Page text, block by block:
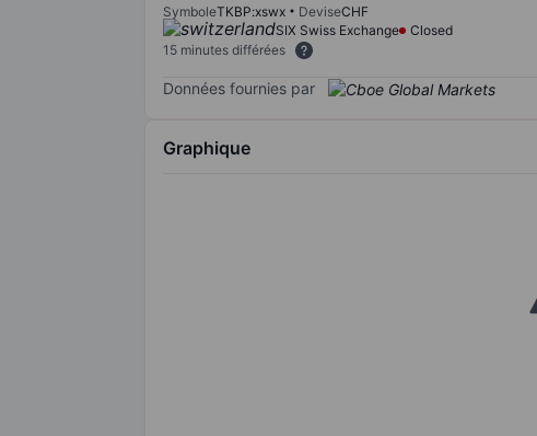
SymboleTKBP:xswx DeviseCHF
SIX Swiss Exchange
Closed
15 minutes différées
Données fournies par
Graphique